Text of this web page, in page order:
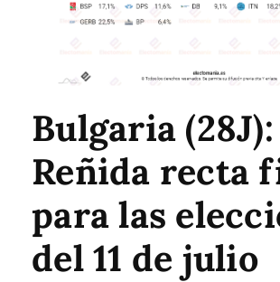
Bulgaria (28J):
Reñida recta
para las
del 11 de julio